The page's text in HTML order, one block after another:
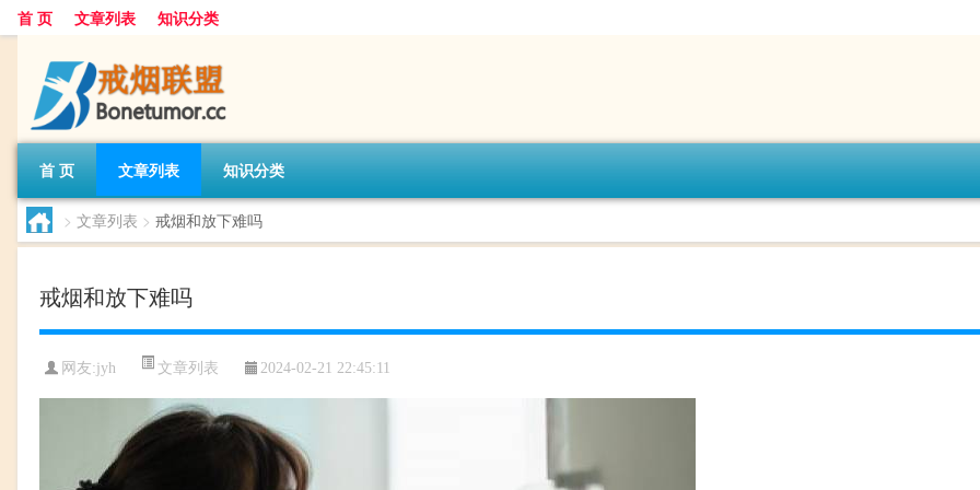
首 页 文章列表 知识分类
首 页 文章列表 知识分类
> 文章列表 > 戒烟和放下难吗
戒烟和放下难吗
网友:jyh 文章列表 2024-02-21 22:45:11